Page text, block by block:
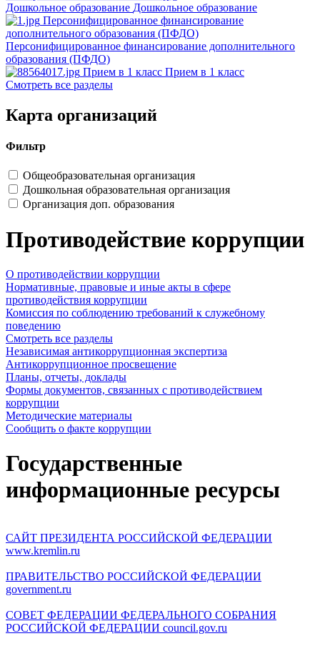
Дошкольное образование Дошкольное образование
Персонифицированное финансирование
дополнительного образования (ПФДО)
Персонифицированное финансирование дополнительного
образования (ПФДО)
Прием в 1 класс Прием в 1 класс
Смотреть все разделы
Карта организаций
Фильтр
Общеобразовательная организация
Дошкольная образовательная организация
Организация доп. образования
Противодействие коррупции
О противодействии коррупции
Нормативные, правовые и иные акты в сфере
противодействия коррупции
Комиссия по соблюдению требований к служебному
поведению
Смотреть все разделы
Независимая антикоррупционная экспертиза
Антикоррупционное просвещение
Планы, отчеты, доклады
Формы документов, связанных с противодействием
коррупции
Методические материалы
Сообщить о факте коррупции
Государственные
информационные ресурсы
САЙТ ПРЕЗИДЕНТА РОССИЙСКОЙ ФЕДЕРАЦИИ
www.kremlin.ru
ПРАВИТЕЛЬСТВО РОССИЙСКОЙ ФЕДЕРАЦИИ
government.ru
СОВЕТ ФЕДЕРАЦИИ ФЕДЕРАЛЬНОГО СОБРАНИЯ
РОССИЙСКОЙ ФЕДЕРАЦИИ council.gov.ru